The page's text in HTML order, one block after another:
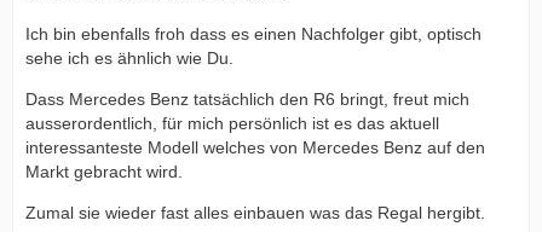
Ich bin ebenfalls froh dass es einen Nachfolger gibt, optisch
sehe ich es ähnlich wie Du.
Dass Mercedes Benz tatsächlich den R6 bringt, freut mich
ausserordentlich, für mich persönlich ist es das aktuell
interessanteste Modell welches von Mercedes Benz auf den
Markt gebracht wird.
Zumal sie wieder fast alles einbauen was das Regal hergibt.